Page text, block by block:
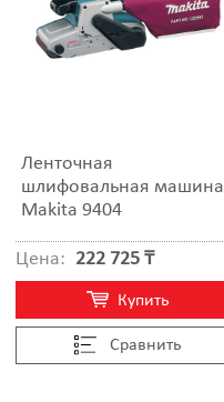
Ленточная
шлифовальная машина
Makita 9404
Цена: 222 725 ₸
Cравнить
Купить